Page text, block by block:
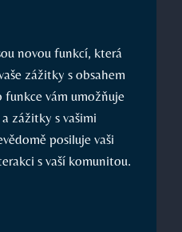
novou funkcí, která
zážitky s obsahem
funkce vám umožňuje
zážitky s vašimi
posiluje vaši
s vaší komunitou.